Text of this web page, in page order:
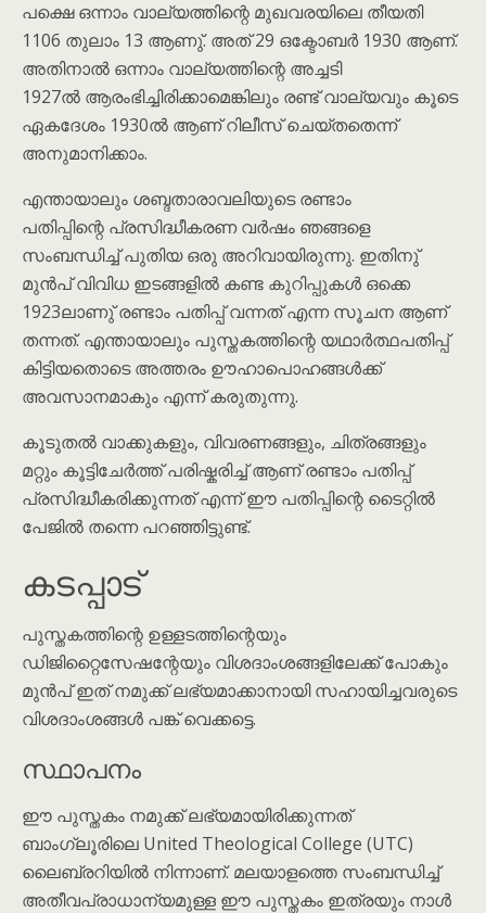
പക്ഷെ ഒന്നാം വാല്യത്തിന്റെ മുഖവരയിലെ തീയതി
1106 തുലാം 13 ആണു്. അത് 29 ഒക്ടോബർ 1930 ആണ്.
അതിനാൽ ഒന്നാം വാല്യത്തിന്റെ അച്ചടി
1927ൽ ആരംഭിച്ചിരിക്കാമെങ്കിലും രണ്ട് വാല്യവും കൂടെ
ഏകദേശം 1930ൽ ആണ് റിലീസ് ചെയ്തതെന്ന്
അനുമാനിക്കാം.
എന്തായാലും ശബ്ദതാരാവലിയുടെ രണ്ടാം
പതിപ്പിന്റെ പ്രസിദ്ധീകരണ വർഷം ഞങ്ങളെ
സംബന്ധിച്ച് പുതിയ ഒരു അറിവായിരുന്നു. ഇതിനു്
മുൻപ് വിവിധ ഇടങ്ങളിൽ കണ്ട കുറിപ്പുകൾ ഒക്കെ
1923ലാണു് രണ്ടാം പതിപ്പ് വന്നത് എന്ന സൂചന ആണ്
തന്നത്. എന്തായാലും പുസ്തകത്തിന്റെ യഥാർത്ഥപതിപ്പ്
കിട്ടിയതൊടെ അത്തരം ഊഹാപൊഹങ്ങൾക്ക്
അവസാനമാകും എന്ന് കരുതുന്നു.
കൂടുതൽ വാക്കുകളും, വിവരണങ്ങളും, ചിത്രങ്ങളും
മറ്റും കൂട്ടിചേർത്ത് പരിഷ്കരിച്ച് ആണ് രണ്ടാം പതിപ്പ്
പ്രസിദ്ധീകരിക്കുന്നത് എന്ന് ഈ പതിപ്പിന്റെ ടൈറ്റിൽ
പേജിൽ തന്നെ പറഞ്ഞിട്ടുണ്ട്.
കടപ്പാട്
പുസ്തകത്തിന്റെ ഉള്ളടത്തിന്റെയും
ഡിജിറ്റൈസേഷന്റേയും വിശദാംശങ്ങളിലേക്ക് പോകും
മുൻപ് ഇത് നമുക്ക് ലഭ്യമാക്കാനായി സഹായിച്ചവരുടെ
വിശദാംശങ്ങൾ പങ്ക് വെക്കട്ടെ.
സ്ഥാപനം
ഈ പുസ്തകം നമുക്ക് ലഭ്യമായിരിക്കുന്നത്
ബാംഗ്ലൂരിലെ United Theological College (UTC)
ലൈബ്രറിയിൽ നിന്നാണ്. മലയാളത്തെ സംബന്ധിച്ച്
അതീവപ്രാധാന്യമുള്ള ഈ പുസ്തകം ഇത്രയും നാൾ